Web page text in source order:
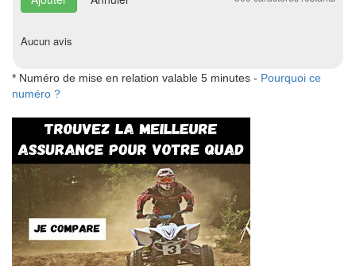
Aucun avis
* Numéro de mise en relation valable 5 minutes - Pourquoi ce
numéro ?